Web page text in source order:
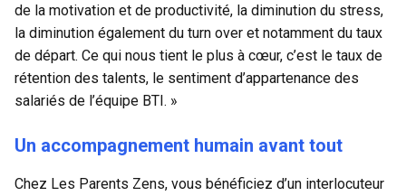
de la motivation et de productivité, la diminution du stress,
la diminution également du turn over et notamment du taux
de départ. Ce qui nous tient le plus à cœur, c’est le taux de
rétention des talents, le sentiment d’appartenance des
salariés de l’équipe BTI. »
Un accompagnement humain avant tout
Chez Les Parents Zens, vous bénéficiez d’un interlocuteur